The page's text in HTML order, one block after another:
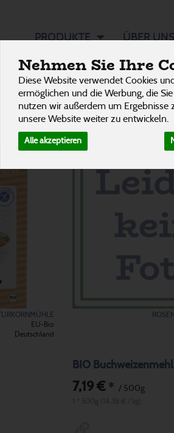
Nehmen Sie Ihre
Diese Website verwendet Cookies
ermöglichen und die Werbung, die
nutzen wir außerdem um Ergebnisse
unsere Website weiter zu entwickeln.
Alle akzeptieren
PRODUKTE ÜBER
Allergene
EU-Bio
Deutschland
BIO Buchweizenmehl
7,19 €* / 500g